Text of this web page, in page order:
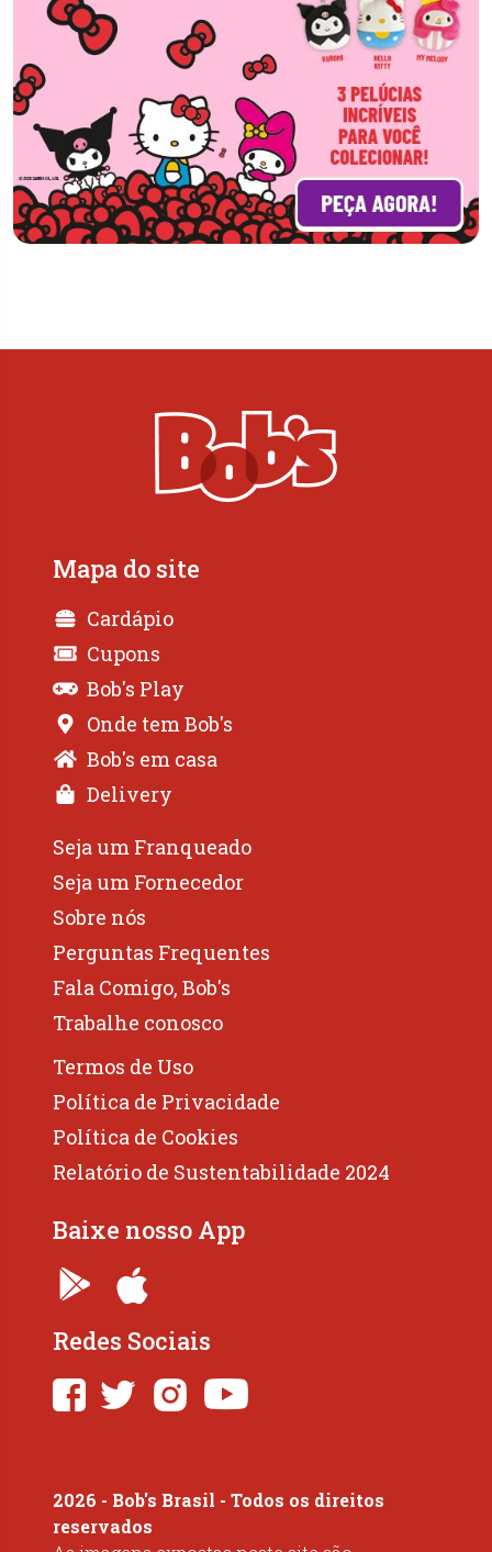
Mapa do site
Cardápio
Cupons
Bob's Play
Onde tem Bob's
Bob's em casa
Delivery
Seja um Franqueado
Seja um Fornecedor
Sobre nós
Perguntas Frequentes
Fala Comigo, Bob's
Trabalhe conosco
Termos de Uso
Política de Privacidade
Política de Cookies
Relatório de Sustentabilidade 2024
Baixe nosso App
Redes Sociais
2026 - Bob's Brasil - Todos os direitos
reservados